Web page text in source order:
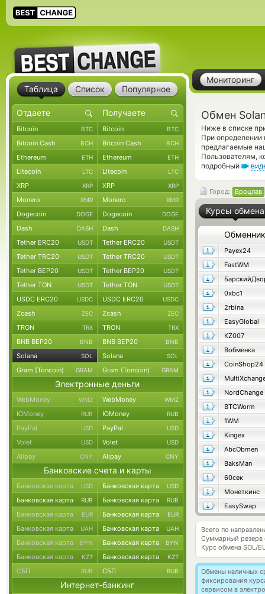
Мониторинг
Обмен
Ниже в списке
При определении
предлагаемые
Пользователям,
подробный
Город: Вроцлав
Курсы обмена
Обменник
Payex24
FastWM
0xbc1
2rbina
EasyGlobal
KZ007
Вобменка
CoinShop24
NordChange
BTCWorm
1WM
Kingex
AbcObmen
BaksMan
60сек
Монеткинс
EasySwap
Всего по
Суммарный резерв
Курс обмена SOL/
Обмены наличных
фиксирования
сервисом в
Таблица Список Популярное
Bitcoin BTC Bitcoin BTC
Bitcoin Cash BCH Bitcoin Cash BCH
Ethereum ETH Ethereum ETH
Litecoin LTC Litecoin LTC
XRP XRP XRP XRP
Monero XMR Monero XMR
Dogecoin DOGE Dogecoin DOGE
Dash DASH Dash DASH
Tether ERC20 USDT Tether ERC20 USDT
Tether TRC20 USDT Tether TRC20 USDT
Tether BEP20 USDT Tether BEP20 USDT
Tether TON USDT Tether TON USDT
USDC ERC20 USDC USDC ERC20 USDC
Zcash ZEC Zcash ZEC
TRON TRX TRON TRX
BNB BEP20 BNB BNB BEP20 BNB
Solana SOL Solana SOL
Gram (Toncoin) GRAM Gram (Toncoin) GRAM
Электронные деньги
WebMoney WMZ WebMoney WMZ
ЮMoney RUB ЮMoney RUB
PayPal USD PayPal USD
Volet USD Volet USD
Alipay CNY Alipay CNY
Банковские счета и карты
Банковская карта USD Банковская карта USD
Банковская карта RUB Банковская карта RUB
Банковская карта EUR Банковская карта EUR
Банковская карта UAH Банковская карта UAH
Банковская карта BYN Банковская карта BYN
Банковская карта KZT Банковская карта KZT
СБП RUB СБП RUB
Интернет-банкинг